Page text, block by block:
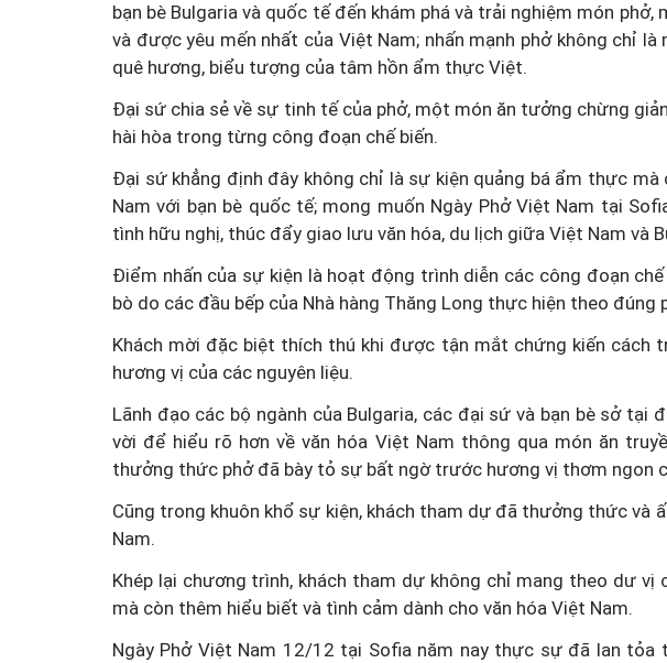
bạn bè Bulgaria và quốc tế đến khám phá và trải nghiệm món
và được yêu mến nhất của Việt Nam; nhấn mạnh phở không chỉ
quê hương, biểu tượng của tâm hồn ẩm thực Việt.
Đại sứ chia sẻ về sự tinh tế của phở, một món ăn tưởng chừng
hài hòa trong từng công đoạn chế biến.
Đại sứ khẳng định đây không chỉ là sự kiện quảng bá ẩm thực mà
Nam với bạn bè quốc tế; mong muốn Ngày Phở Việt Nam tại
tình hữu nghị, thúc đẩy giao lưu văn hóa, du lịch giữa Việt Nam và
Điểm nhấn của sự kiện là hoạt động trình diễn các công đoạn
bò do các đầu bếp của Nhà hàng Thăng Long thực hiện theo đúng
Khách mời đặc biệt thích thú khi được tận mắt chứng kiến cách
hương vị của các nguyên liệu.
Lãnh đạo các bộ ngành của Bulgaria, các đại sứ và bạn bè sở tại
vời để hiểu rõ hơn về văn hóa Việt Nam thông qua món ăn
thưởng thức phở đã bày tỏ sự bất ngờ trước hương vị thơm ngon
Cũng trong khuôn khổ sự kiện, khách tham dự đã thưởng thức và
Nam.
Khép lại chương trình, khách tham dự không chỉ mang theo dư vị
mà còn thêm hiểu biết và tình cảm dành cho văn hóa Việt Nam.
Ngày Phở Việt Nam 12/12 tại Sofia năm nay thực sự đã lan tỏa